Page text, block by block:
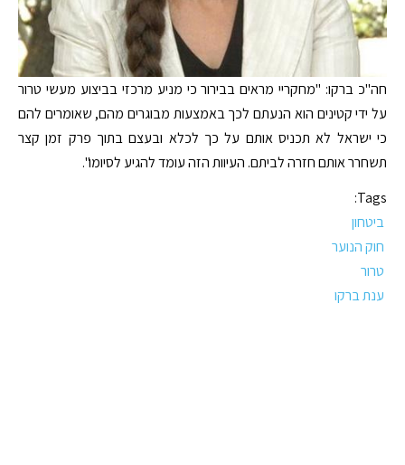
חה"כ ברקו: "מחקריי מראים בבירור כי מניע מרכזי בביצוע מעשי טרור
על ידי קטינים הוא הנעתם לכך באמצעות מבוגרים מהם, שאומרים להם
כי ישראל לא תכניס אותם על כך לכלא ובעצם בתוך פרק זמן קצר
תשחרר אותם חזרה לביתם. העיוות הזה עומד להגיע לסיומו".
Tags:
ביטחון
חוק הנוער
טרור
ענת ברקו